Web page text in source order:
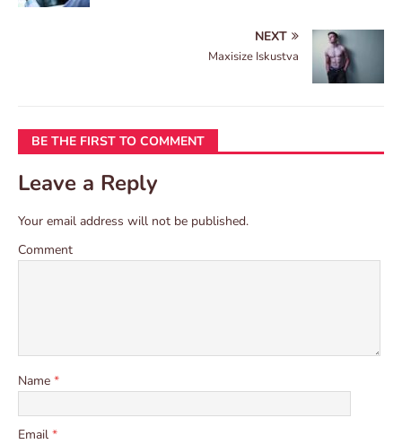
NEXT
Maxisize Iskustva
BE THE FIRST TO COMMENT
Leave a Reply
Your email address will not be published.
Comment
Name *
Email *